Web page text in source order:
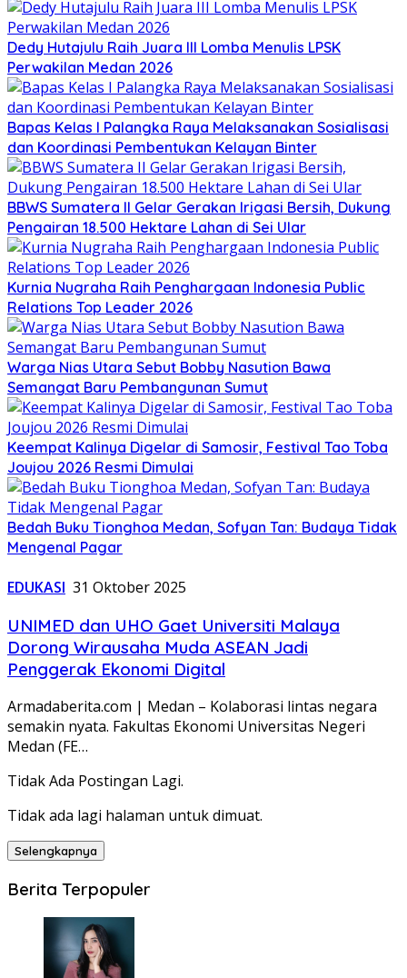
Dedy Hutajulu Raih Juara III Lomba Menulis LPSK
Perwakilan Medan 2026
Bapas Kelas I Palangka Raya Melaksanakan Sosialisasi
dan Koordinasi Pembentukan Kelayan Binter
BBWS Sumatera II Gelar Gerakan Irigasi Bersih, Dukung
Pengairan 18.500 Hektare Lahan di Sei Ular
Kurnia Nugraha Raih Penghargaan Indonesia Public
Relations Top Leader 2026
Warga Nias Utara Sebut Bobby Nasution Bawa
Semangat Baru Pembangunan Sumut
Keempat Kalinya Digelar di Samosir, Festival Tao Toba
Joujou 2026 Resmi Dimulai
Bedah Buku Tionghoa Medan, Sofyan Tan: Budaya Tidak
Mengenal Pagar
EDUKASI 31 Oktober 2025
UNIMED dan UHO Gaet Universiti Malaya
Dorong Wirausaha Muda ASEAN Jadi
Penggerak Ekonomi Digital
Armadaberita.com | Medan – Kolaborasi lintas negara
semakin nyata. Fakultas Ekonomi Universitas Negeri
Medan (FE…
Tidak Ada Postingan Lagi.
Tidak ada lagi halaman untuk dimuat.
Selengkapnya
Berita Terpopuler